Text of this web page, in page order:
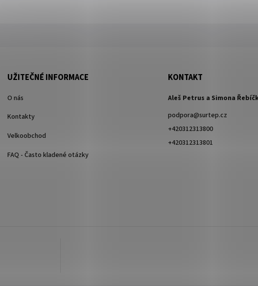
UŽITEČNÉ INFORMACE
O nás
Kontakty
Velkoobchod
FAQ - Často kladené otázky
KONTAKT
Aleš Petrus a Simona
podpora@surtep.cz
+420312313800
+420312313801